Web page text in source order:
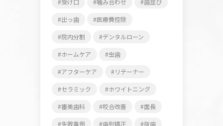
出っ歯 医療費控除
院内分割 デンタルローン
ホームケア 虫歯
アフターケア リテーナー
セラミック ホワイトニング
審美歯科 咬合改善 面長
失敗事例 歯列矯正 抜歯